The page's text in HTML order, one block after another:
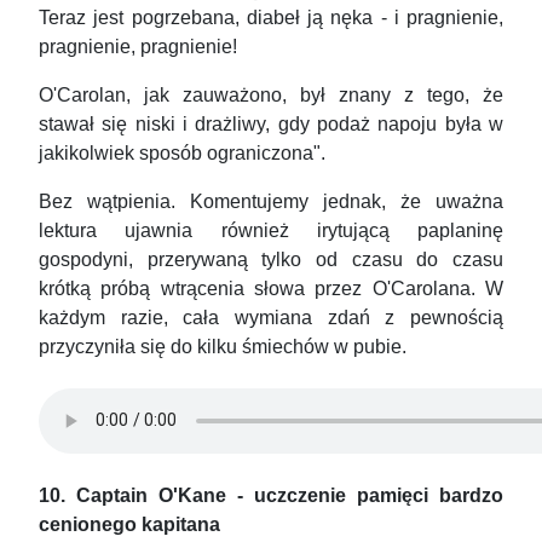
Teraz jest pogrzebana, diabeł ją nęka - i pragnienie,
pragnienie, pragnienie!
O'Carolan, jak zauważono, był znany z tego, że
stawał się niski i drażliwy, gdy podaż napoju była w
jakikolwiek sposób ograniczona".
Bez wątpienia. Komentujemy jednak, że uważna
lektura ujawnia również irytującą paplaninę
gospodyni, przerywaną tylko od czasu do czasu
krótką próbą wtrącenia słowa przez O'Carolana. W
każdym razie, cała wymiana zdań z pewnością
przyczyniła się do kilku śmiechów w pubie.
10. Captain O'Kane - uczczenie pamięci bardzo
cenionego kapitana